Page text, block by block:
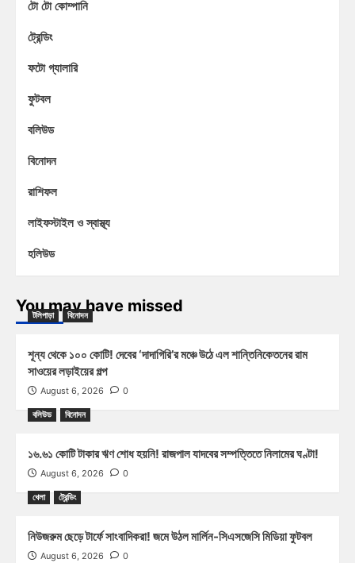
টো টো কোম্পানি
ট্রেন্ডিং
ফটো গ্যালারি
ফুটবল
বলিউড
বিনোদন
রাশিফল
লাইফস্টাইল ও স্বাস্থ্য
হলিউড
You may have missed
টলিপাড়া বিনোদন
শূন্য থেকে ১০০ কোটি! দেবের ‘দাদাগিরি’র মঞ্চে উঠে এল শান্তিনিকেতনের রাম
সাওয়ের লড়াইয়ের গল্প
August 6, 2026 0
বলিউড বিনোদন
১৬.৬১ কোটি টাকার ঋণ শোধ হয়নি! রাজপাল যাদবের সম্পত্তিতে নিলামের ঘণ্টা!
August 6, 2026 0
খেলা ট্রেন্ডিং
নিউজরুম ছেড়ে টার্ফে সাংবাদিকরা! জমে উঠল মার্লিন-সিএসজেসি মিডিয়া ফুটবল
August 6, 2026 0